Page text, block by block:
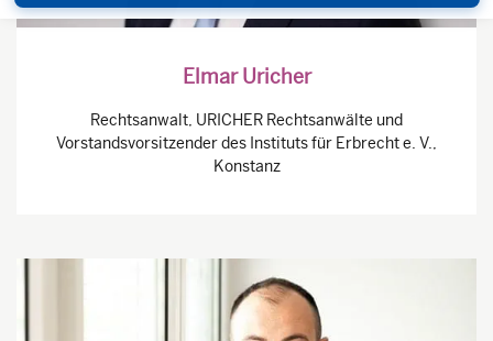
Elmar Uricher
Rechtsanwalt, URICHER Rechtsanwälte und
Vorstandsvorsitzender des Instituts für Erbrecht e. V.,
Konstanz